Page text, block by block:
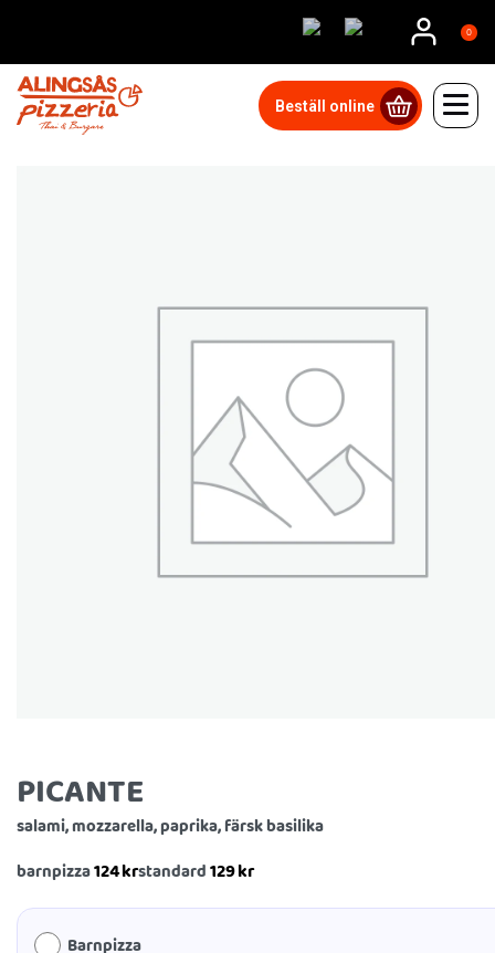
0
Beställ online
PICANTE
salami, mozzarella, paprika, färsk basilika
barnpizza124krstandard129kr
Barnpizza